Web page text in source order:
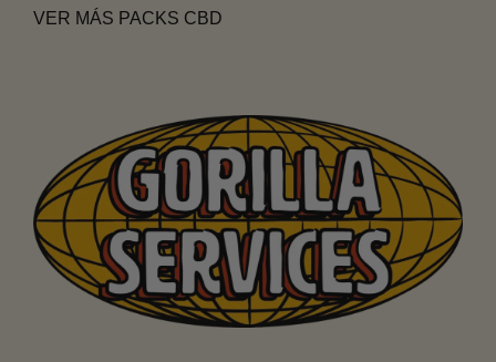
VER MÁS PACKS CBD